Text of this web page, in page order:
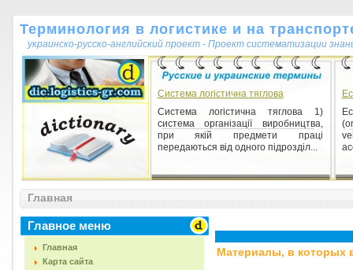
Терминология в логистике и на
украинско-русско-английский проект - Проект систематизации
Система логістична тяглова
Система логістична тяглова 1)
система організації виробництва,
при якій предмети праці
передаються від одного підрозділ...
Главная
Главное меню
Главная
Карта сайта
Материалы, в которых